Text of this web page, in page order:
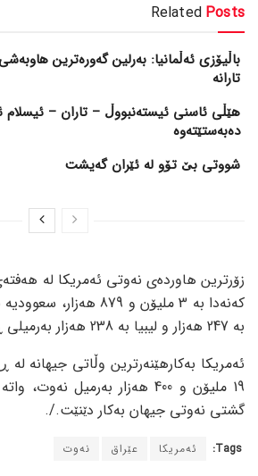
Related Posts
باڵیۆزی ئەڵمانیا: بەرلین گەورەترین
تارانە
هێڵی ئاسنی ئیستەنبووڵ – تاران – ئیسلام
دەبەستێتەوە
شووتی بێ تۆو لە ئێران گەیشت
زۆرترین هاوردەی نەوتی ئەمریکا لە
بە 247 هەزار و لیبیا بە 238 هەزار بەرمیلی ڕۆژانە بووە.
ئەمریکا بەکارهێنەرترین وڵاتی جیهانە
گشتی نەوتی جیهان بەکار دێنێت./.
Tags: ئەمریکا عێراق نەوت